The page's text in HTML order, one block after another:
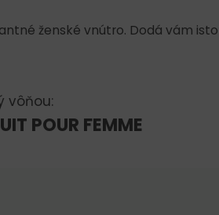
ženské vnútro. Dodá vám
vôňou:
POUR FEMME